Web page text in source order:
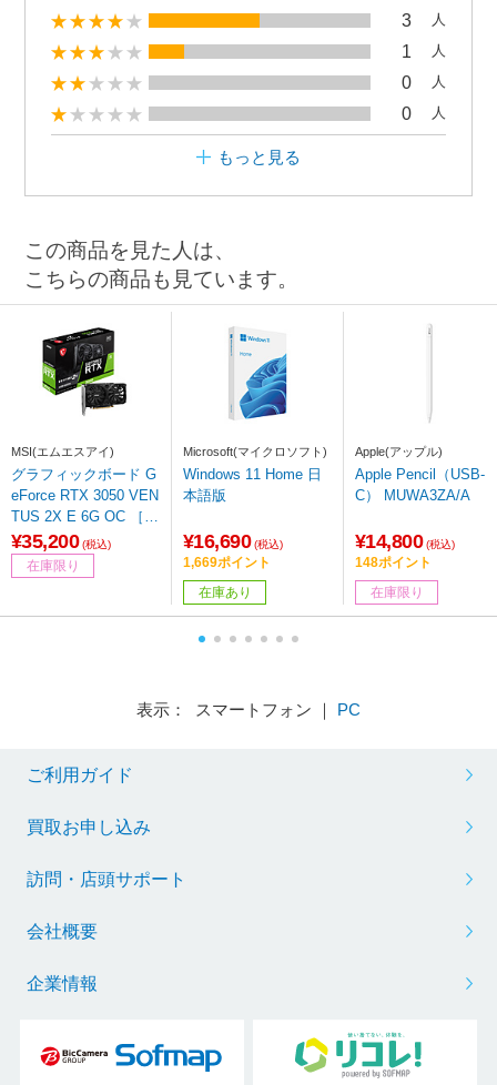
3 人
1 人
0 人
0 人
もっと見る
この商品を見た人は、
こちらの商品も見ています。
MSI(エムエスアイ)
グラフィックボード G
eForce RTX 3050 VEN
TUS 2X E 6G OC ［G
eForce RTXシリーズ /
6GB］
¥35,200 (税込)
在庫限り
Microsoft(マイクロソフト)
Windows 11 Home 日
本語版
¥16,690 (税込)
1,669ポイント
在庫あり
Apple(アップル)
Apple Pencil（USB-
C） MUWA3ZA/A
¥14,800 (税込)
148ポイント
在庫限り
表示： スマートフォン ｜ PC
ご利用ガイド
買取お申し込み
訪問・店頭サポート
会社概要
企業情報